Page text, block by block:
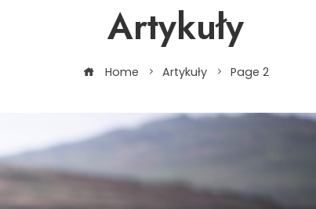
Artykuły
Home Artykuły Page 2